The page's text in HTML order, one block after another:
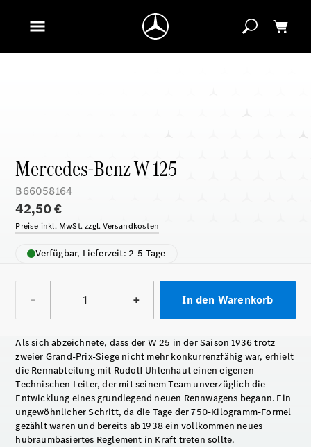
Mercedes-Benz W 125
B66058164
42,50 €
Preise inkl. MwSt. zzgl. Versandkosten
Verfügbar, Lieferzeit: 2-5 Tage
– + In den Warenkorb
Als sich abzeichnete, dass der W 25 in der Saison 1936 trotz
zweier Grand-Prix-Siege nicht mehr konkurrenzfähig war, erhielt
die Rennabteilung mit Rudolf Uhlenhaut einen eigenen
Technischen Leiter, der mit seinem Team unverzüglich die
Entwicklung eines grundlegend neuen Rennwagens begann. Ein
ungewöhnlicher Schritt, da die Tage der 750-Kilogramm-Formel
gezählt waren und bereits ab 1938 ein vollkommen neues
hubraumbasiertes Reglement in Kraft treten sollte.